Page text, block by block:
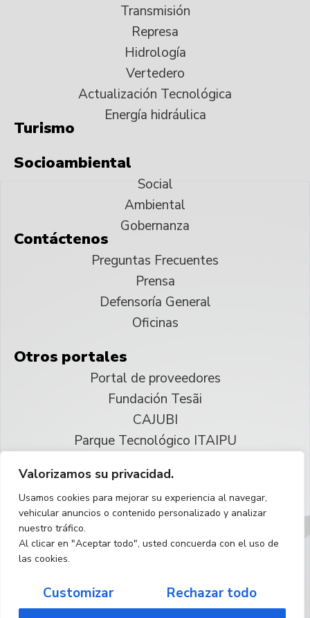
Valorizamos su privacidad.
Usamos cookies para mejorar su experiencia al navegar,
vehicular anuncios o contenido personalizado y analizar
nuestro tráfico.
Al clicar en "Aceptar todo", usted concuerda con el uso de
las cookies.
Customizar
Rechazar todo
Transmisión
Represa
Hidrología
Vertedero
Actualización Tecnológica
Energía hidráulica
Turismo
Socioambiental
Social
Ambiental
Gobernanza
Contáctenos
Preguntas Frecuentes
Prensa
Defensoría General
Oficinas
Otros portales
Portal de proveedores
Fundación Tesãi
CAJUBI
Parque Tecnológico ITAIPU
Reservados todos los derechos
Español